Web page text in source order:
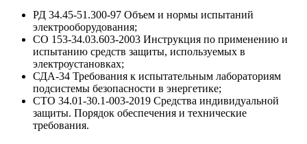
РД 34.45-51.300-97 Объем и нормы испытаний
электрооборудования;
СО 153-34.03.603-2003 Инструкция по применению и
испытанию средств защиты, используемых в
электроустановках;
СДА-34 Требования к испытательным лабораториям
подсистемы безопасности в энергетике;
СТО 34.01-30.1-003-2019 Средства индивидуальной
защиты. Порядок обеспечения и технические
требования.